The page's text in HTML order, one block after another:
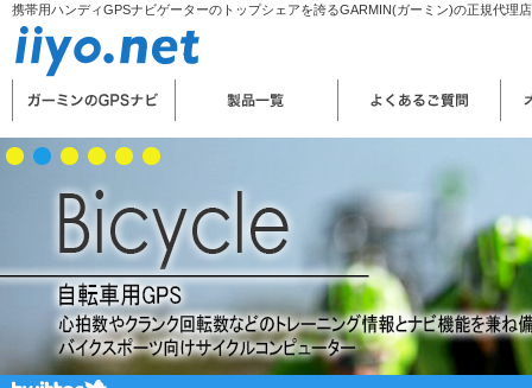
携帯用ハンディGPSナビゲーターのトップシェアを誇るGARMIN(ガーミン)の正規代理